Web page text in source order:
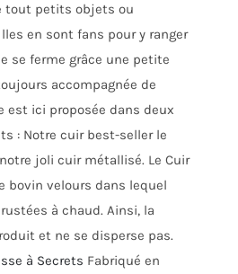
tout petits objets ou
en sont fans pour y ranger
se ferme grâce une petite
accompagnée de
est ici proposée dans deux
: Notre cuir best-seller le
joli cuir métallisé. Le Cuir
bovin velours dans lequel
à chaud. Ainsi, la
et ne se disperse pas.
à Secrets Fabriqué en